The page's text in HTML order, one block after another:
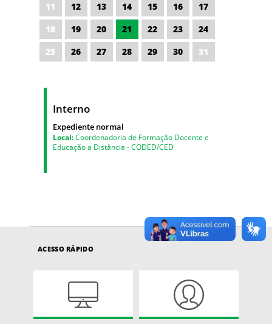
11
12 13 14 15 16
17
18
19 20 21 22 23
24
25
26 27 28 29 30 31
Interno
Expediente normal
Local:Coordenadoria de Formação Docente e
Educação a Distância - CODED/CED
ACESSO RÁPIDO